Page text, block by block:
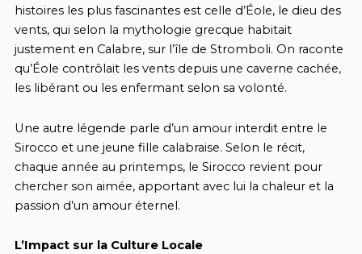
histoires les plus fascinantes est celle d’Éole, le dieu des
vents, qui selon la mythologie grecque habitait
justement en Calabre, sur l’île de Stromboli. On raconte
qu’Éole contrôlait les vents depuis une caverne cachée,
les libérant ou les enfermant selon sa volonté.
Une autre légende parle d’un amour interdit entre le
Sirocco et une jeune fille calabraise. Selon le récit,
chaque année au printemps, le Sirocco revient pour
chercher son aimée, apportant avec lui la chaleur et la
passion d’un amour éternel.
L’Impact sur la Culture Locale